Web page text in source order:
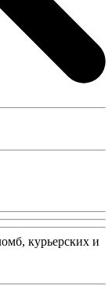
курьерских и